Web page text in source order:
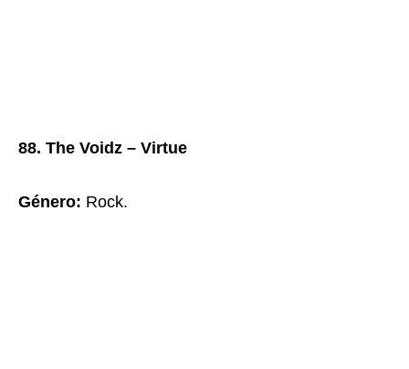
88. The Voidz – Virtue
Género: Rock.